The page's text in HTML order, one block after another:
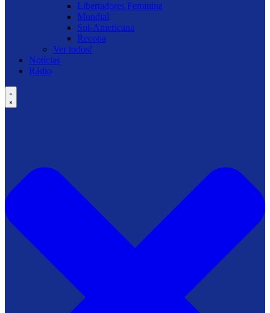
Libertadores Feminina
Mundial
Sul-Americana
Recopa
Ver todos!
Notícias
Rádio